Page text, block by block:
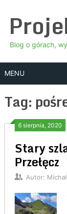
content
Blog o górach,
MENU
Tag:
6 sierpnia, 2020
Stary
Przełęcz
Autor: Michał